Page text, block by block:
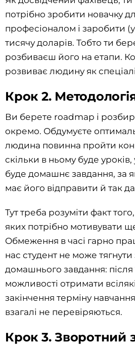
потрібно зробити новачку
професіоналом і заробити
тисячу доларів. Тобто ти
розбиваєш його на етапи.
розвиває людину як
Крок 2.
Ви берете roadmap і
окремо. Обдумуєте
людина повинна пройти
скільки в ньому буде уроків,
буде домашнє завдання, за
має його відправити й так
Тут треба розуміти факт
яких потрібно мотивувати
Обмеження в часі гарно
нас студент не може тягнути
домашнього завдання: після
можливості отримати
закінчення терміну
взагалі не перевіряються.
Крок 3. Зворотний